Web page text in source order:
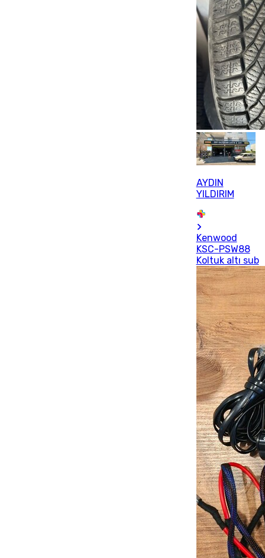
AYDIN
YILDIRIM
Kenwood
KSC-PSW88
Koltuk altı sub